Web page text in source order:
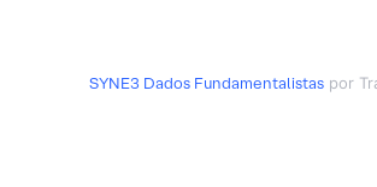
SYNE3 Dados Fundamentalistaspor